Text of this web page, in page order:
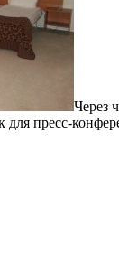
Через
для пресс-